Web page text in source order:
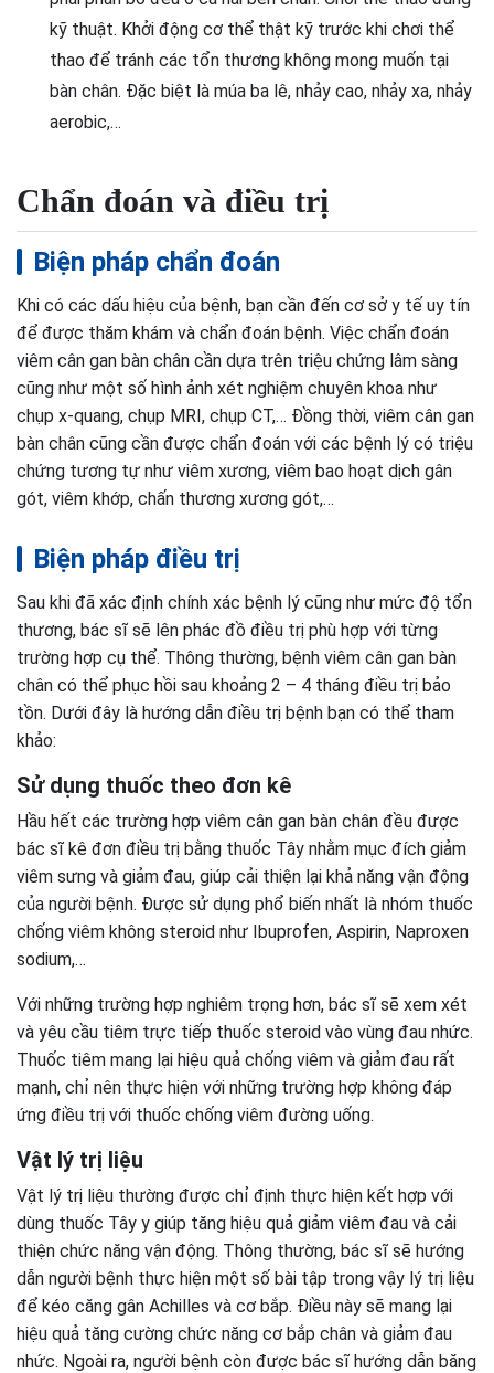
kỹ thuật. Khởi động cơ thể thật kỹ trước khi chơi thể
thao để tránh các tổn thương không mong muốn tại
bàn chân. Đặc biệt là múa ba lê, nhảy cao, nhảy xa, nhảy
aerobic,…
Chẩn đoán và điều trị
Biện pháp chẩn đoán
Khi có các dấu hiệu của bệnh, bạn cần đến cơ sở y tế uy tín
để được thăm khám và chẩn đoán bệnh. Việc chẩn đoán
viêm cân gan bàn chân cần dựa trên triệu chứng lâm sàng
cũng như một số hình ảnh xét nghiệm chuyên khoa như
chụp x-quang, chụp MRI, chụp CT,… Đồng thời, viêm cân gan
bàn chân cũng cần được chẩn đoán với các bệnh lý có triệu
chứng tương tự như viêm xương, viêm bao hoạt dịch gân
gót, viêm khớp, chấn thương xương gót,…
Biện pháp điều trị
Sau khi đã xác định chính xác bệnh lý cũng như mức độ tổn
thương, bác sĩ sẽ lên phác đồ điều trị phù hợp với từng
trường hợp cụ thể. Thông thường, bệnh viêm cân gan bàn
chân có thể phục hồi sau khoảng 2 – 4 tháng điều trị bảo
tồn. Dưới đây là hướng dẫn điều trị bệnh bạn có thể tham
khảo:
Sử dụng thuốc theo đơn kê
Hầu hết các trường hợp viêm cân gan bàn chân đều được
bác sĩ kê đơn điều trị bằng thuốc Tây nhằm mục đích giảm
viêm sưng và giảm đau, giúp cải thiện lại khả năng vận động
của người bệnh. Được sử dụng phổ biến nhất là nhóm thuốc
chống viêm không steroid như Ibuprofen, Aspirin, Naproxen
sodium,…
Với những trường hợp nghiêm trọng hơn, bác sĩ sẽ xem xét
và yêu cầu tiêm trực tiếp thuốc steroid vào vùng đau nhức.
Thuốc tiêm mang lại hiệu quả chống viêm và giảm đau rất
mạnh, chỉ nên thực hiện với những trường hợp không đáp
ứng điều trị với thuốc chống viêm đường uống.
Vật lý trị liệu
Vật lý trị liệu thường được chỉ định thực hiện kết hợp với
dùng thuốc Tây y giúp tăng hiệu quả giảm viêm đau và cải
thiện chức năng vận động. Thông thường, bác sĩ sẽ hướng
dẫn người bệnh thực hiện một số bài tập trong vậy lý trị liệu
để kéo căng gân Achilles và cơ bắp. Điều này sẽ mang lại
hiệu quả tăng cường chức năng cơ bắp chân và giảm đau
nhức. Ngoài ra, người bệnh còn được bác sĩ hướng dẫn băng